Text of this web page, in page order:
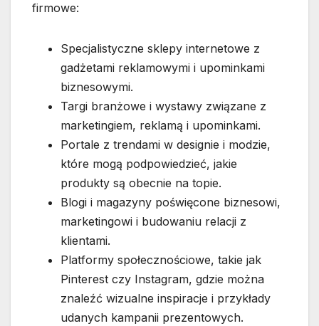
firmowe:
Specjalistyczne sklepy internetowe z
gadżetami reklamowymi i upominkami
biznesowymi.
Targi branżowe i wystawy związane z
marketingiem, reklamą i upominkami.
Portale z trendami w designie i modzie,
które mogą podpowiedzieć, jakie
produkty są obecnie na topie.
Blogi i magazyny poświęcone biznesowi,
marketingowi i budowaniu relacji z
klientami.
Platformy społecznościowe, takie jak
Pinterest czy Instagram, gdzie można
znaleźć wizualne inspiracje i przykłady
udanych kampanii prezentowych.